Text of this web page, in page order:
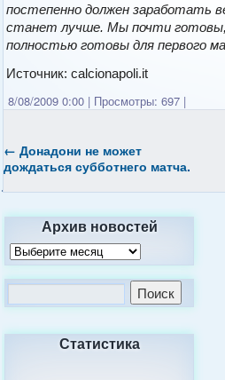
постепенно должен заработать
станет лучше. Мы почти
полностью готовы для первого
Источник: calcionapoli.it
8/08/2009 0:00 | Просмотры: 697 |
← Донадони не может
дождаться субботнего матча.
Архив новостей
Статистика